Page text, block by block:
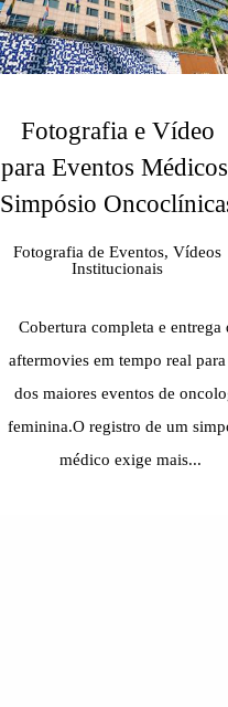
Fotografia e Vídeo
para Eventos
Simpósio
Fotografia de Eventos, Vídeos
Institucionais
Cobertura completa e entrega
aftermovies em tempo real
dos maiores eventos de
feminina.O registro de um
médico exige mais...